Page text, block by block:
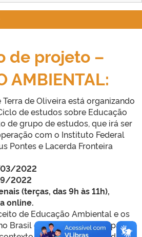
de projeto –
AMBIENTAL:
de Oliveira está organizando
de estudos sobre Educação
de grupo de estudos, que irá ser
com o Instituto Federal
Pontes e Lacerda Fronteira
2022
2022
(terças, das 9h às 11h),
online.
de Educação Ambiental e os
Brasil como metodologia para o